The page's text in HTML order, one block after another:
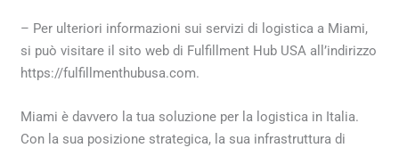
– Per ulteriori informazioni sui servizi di logistica a Miami,
si può visitare il sito web di Fulfillment Hub USA all’indirizzo
https://fulfillmenthubusa.com.
Miami è davvero la tua soluzione per la logistica in Italia.
Con la sua posizione strategica, la sua infrastruttura di